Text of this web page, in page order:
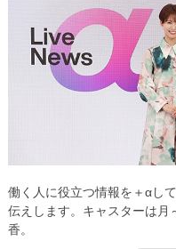
働く人に役立つ情報を＋αし
伝えします。キャスターは月
香。